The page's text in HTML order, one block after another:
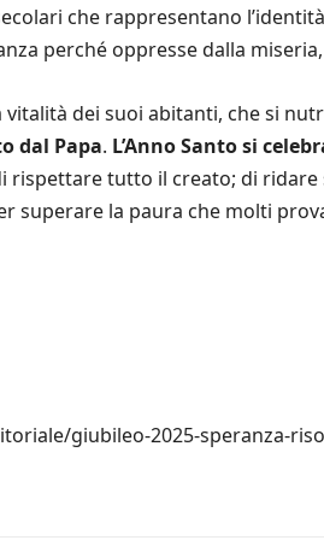
che rappresentano
perché oppresse dalla
vitalità dei suoi abitanti, che si
dal Papa. L’Anno Santo si
rispettare tutto il creato; di
superare la paura che molti
giubileo-2025-speranza-